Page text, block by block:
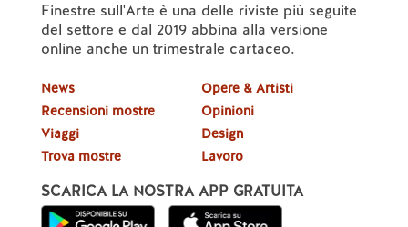
Finestre sull'Arte è una delle riviste più seguite
del settore e dal 2019 abbina alla versione
online anche un trimestrale cartaceo.
News
Recensioni mostre
Viaggi
Trova mostre
Opere & Artisti
Opinioni
Design
Lavoro
SCARICA LA NOSTRA APP GRATUITA